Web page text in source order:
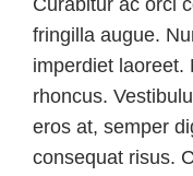
Curabitur ac orci
fringilla augue.
imperdiet laoreet.
rhoncus.
eros at, semper
consequat risus.